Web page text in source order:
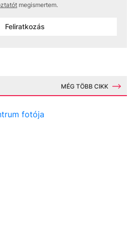
megismertem.
Feliratkozás
MÉG TÖBB CIKK